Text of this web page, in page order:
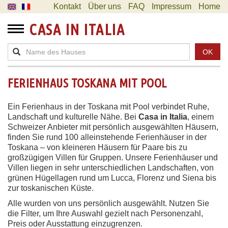
Kontakt Über uns FAQ Impressum Home
CASA IN ITALIA
OK
FERIENHAUS TOSKANA MIT POOL
Ein Ferienhaus in der Toskana mit Pool verbindet Ruhe,
Landschaft und kulturelle Nähe. Bei Casa in Italia, einem
Schweizer Anbieter mit persönlich ausgewählten Häusern,
finden Sie rund 100 alleinstehende Ferienhäuser in der
Toskana – von kleineren Häusern für Paare bis zu
großzügigen Villen für Gruppen. Unsere Ferienhäuser und
Villen liegen in sehr unterschiedlichen Landschaften, von
grünen Hügellagen rund um Lucca, Florenz und Siena bis
zur toskanischen Küste.
Alle wurden von uns persönlich ausgewählt. Nutzen Sie
die Filter, um Ihre Auswahl gezielt nach Personenzahl,
Preis oder Ausstattung einzugrenzen.